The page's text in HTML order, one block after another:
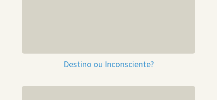
Destino ou Inconsciente?